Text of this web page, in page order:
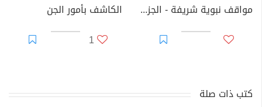
مواقف نبوية شريفة - الجزء الأول
الكاشف بأمور الجن
1
كتب ذات صلة